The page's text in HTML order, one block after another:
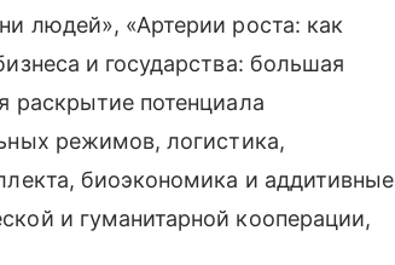
людей», «Артерии роста: как
и государства: большая
раскрытие потенциала
режимов, логистика,
биоэкономика и аддитивные
и гуманитарной кооперации,